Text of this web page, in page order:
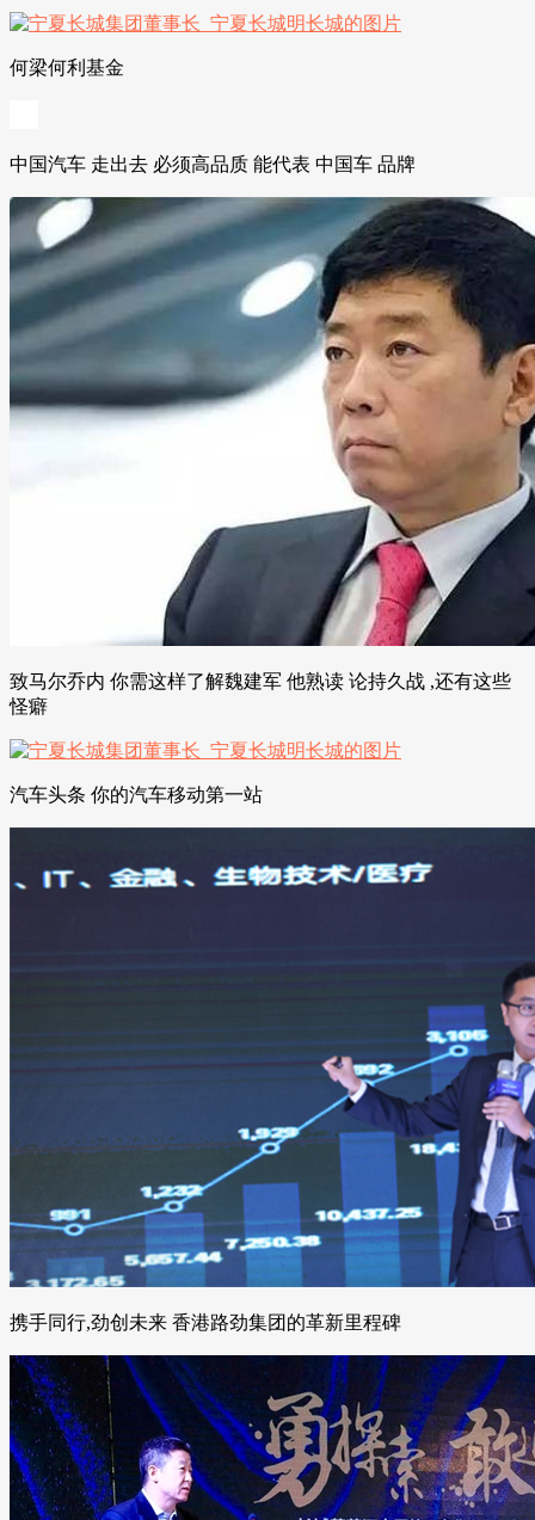
何梁何利基金
中国汽车 走出去 必须高品质 能代表 中国车 品牌
致马尔乔内 你需这样了解魏建军 他熟读 论持久战 ,还有这些
怪癖
汽车头条 你的汽车移动第一站
携手同行,劲创未来 香港路劲集团的革新里程碑